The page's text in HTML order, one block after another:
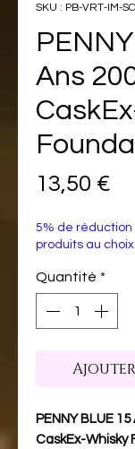
SKU : PB-VRT-IM-
Ans
13,50 €
5% de réduction
produits au choix
Quantité *
PENNY BLUE
CaskEx-Whisky